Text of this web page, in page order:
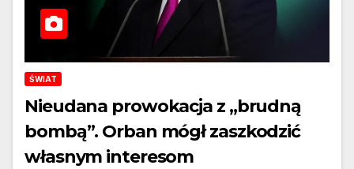
ŚWIAT
Nieudana prowokacja z „brudną
bombą”. Orban mógł zaszkodzić
własnym interesom